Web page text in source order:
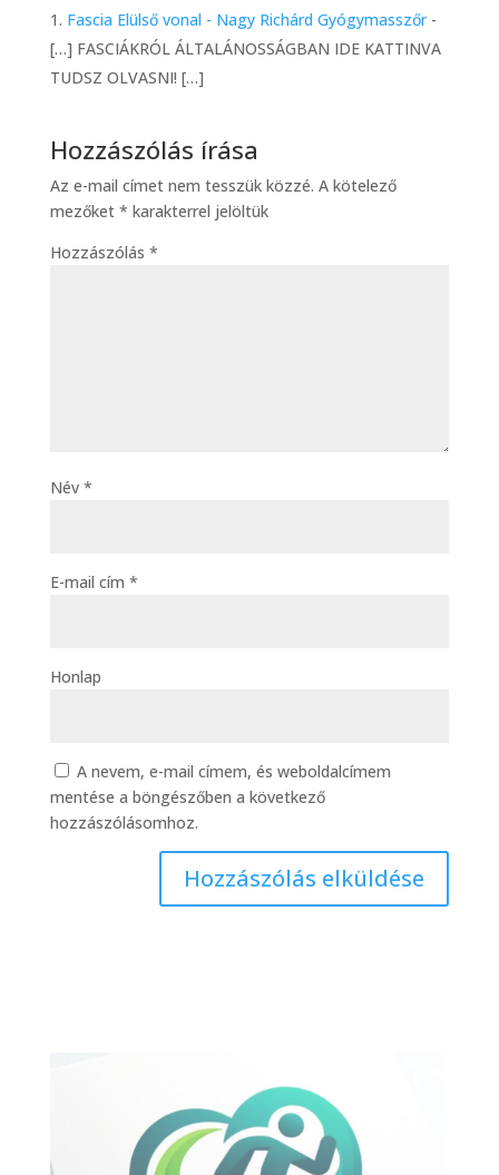
Fascia Elülső vonal - Nagy Richárd Gyógymasszőr-
[…] FASCIÁKRÓL ÁLTALÁNOSSÁGBAN IDE KATTINVA
TUDSZ OLVASNI! […]
Hozzászólás írása
Az e-mail címet nem tesszük közzé. A kötelező
mezőket * karakterrel jelöltük
Hozzászólás *
Név *
E-mail cím *
Honlap
A nevem, e-mail címem, és weboldalcímem
mentése a böngészőben a következő
hozzászólásomhoz.